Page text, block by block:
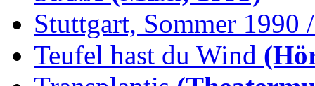
Stuttgart, Sommer 1990
Teufel hast du Wind